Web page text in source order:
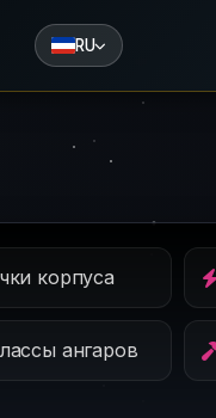
RU
корпуса
ангаров